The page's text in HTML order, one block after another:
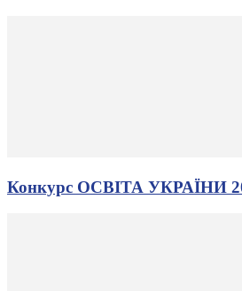
Конкурс ОСВІТА УКРАЇНИ